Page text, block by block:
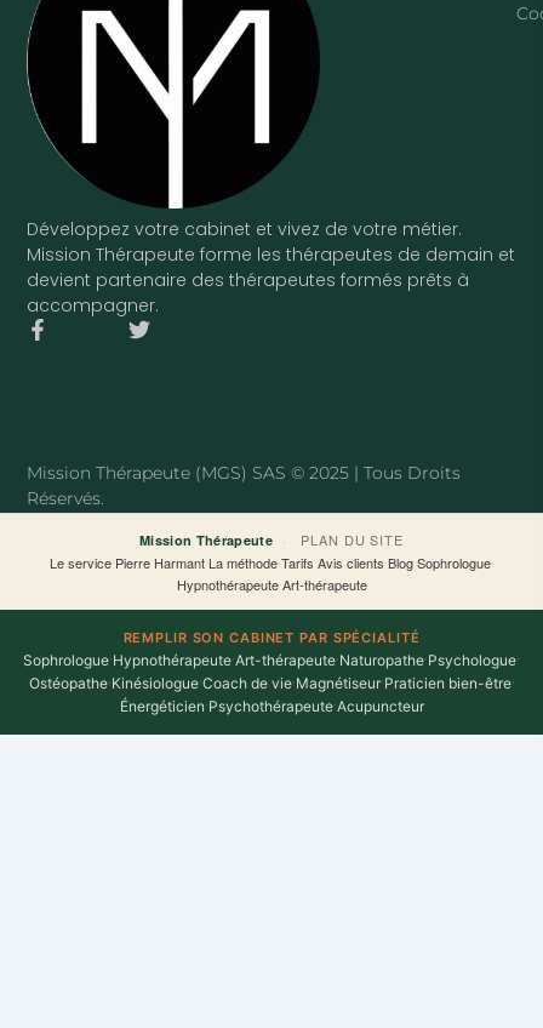
Développez votre cabinet et vivez de votre métier.
Mission Thérapeute forme les thérapeutes de demain et
devient partenaire des thérapeutes formés prêts à
accompagner.
F
k
-
T
Mission Thérapeute (MGS) SAS © 2025 | Tous Droits
Réservés.
Mission Thérapeute ·
PLAN DU SITE
Le service·Pierre Harmant·La méthode·Tarifs·Avis clients·Blog·Sophrologue·
Hypnothérapeute·Art-thérapeute
REMPLIR SON CABINET PAR SPÉCIALITÉ
Sophrologue·Hypnothérapeute·Art-thérapeute·Naturopathe·Psychologue·
Ostéopathe·Kinésiologue·Coach de vie·Magnétiseur·Praticien bien-être·
Énergéticien·Psychothérapeute·Acupuncteur